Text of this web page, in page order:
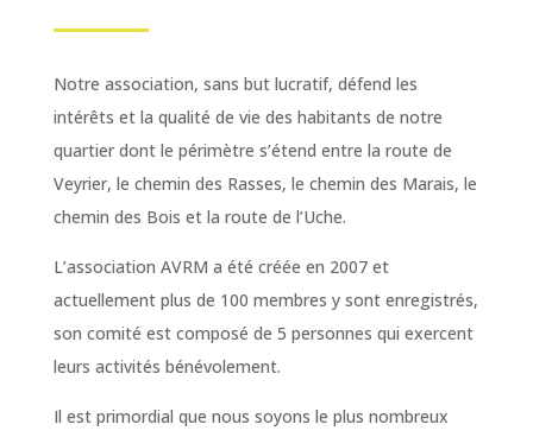
Notre association, sans but lucratif, défend les
intérêts et la qualité de vie des habitants de notre
quartier dont le périmètre s’étend entre la route de
Veyrier, le chemin des Rasses, le chemin des Marais, le
chemin des Bois et la route de l’Uche.
L’association AVRM a été créée en 2007 et
actuellement plus de 100 membres y sont enregistrés,
son comité est composé de 5 personnes qui exercent
leurs activités bénévolement.
Il est primordial que nous soyons le plus nombreux